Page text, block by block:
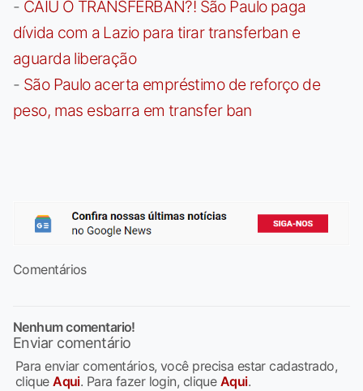
- CAIU O TRANSFERBAN?! São Paulo paga
dívida com a Lazio para tirar transferban e
aguarda liberação
- São Paulo acerta empréstimo de reforço de
peso, mas esbarra em transfer ban
Comentários
Nenhum comentario!
Enviar comentário
Para enviar comentários, você precisa estar cadastrado,
cliqueAqui. Para fazer login, clique Aqui.